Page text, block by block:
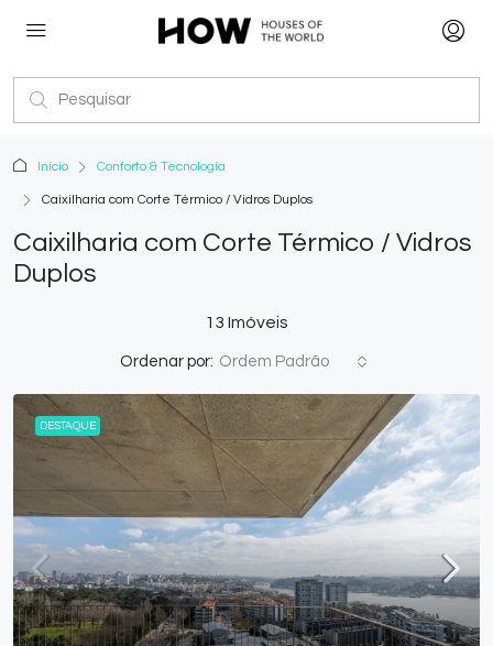
Início Conforto & Tecnologia
Caixilharia com Corte Térmico / Vidros Duplos
Caixilharia com Corte Térmico / Vidros
Duplos
13 Imóveis
Ordenar por: Ordem Padrão
DESTAQUE